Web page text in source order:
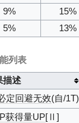
9% 15%
5% 13%
列表
描述
定回避无效(自/1T)
获得量UP[Ⅱ]